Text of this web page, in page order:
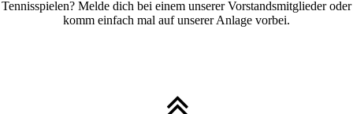
Tennisspielen? Melde dich bei einem unserer Vorstandsmitglieder oder
komm einfach mal auf unserer Anlage vorbei.